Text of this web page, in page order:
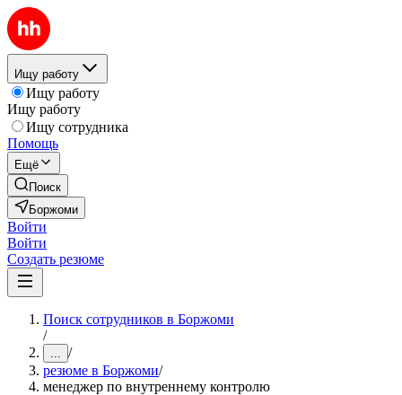
Ищу работу
Ищу работу
Ищу работу
Ищу сотрудника
Помощь
Ещё
Поиск
Боржоми
Войти
Войти
Создать резюме
Поиск сотрудников в Боржоми
/
... /
резюме в Боржоми/
менеджер по внутреннему контролю